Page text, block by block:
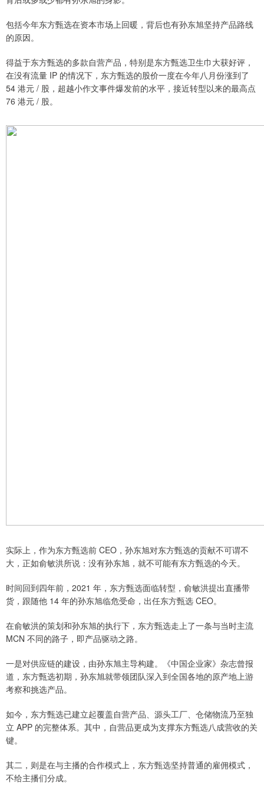
包括今年东方甄选在资本市场上回暖，背后也有孙东旭坚持产品路线
的原因。
得益于东方甄选的多款自营产品，特别是东方甄选卫生巾大获好评，
在没有流量 IP 的情况下，东方甄选的股价一度在今年八月份涨到了
54 港元 / 股，超越小作文事件爆发前的水平，接近转型以来的最高点
76 港元 / 股。
实际上，作为东方甄选前 CEO，孙东旭对东方甄选的贡献不可谓不
大，正如俞敏洪所说：没有孙东旭，就不可能有东方甄选的今天。
时间回到四年前，2021 年，东方甄选面临转型，俞敏洪提出直播带
货，跟随他 14 年的孙东旭临危受命，出任东方甄选 CEO。
在俞敏洪的策划和孙东旭的执行下，东方甄选走上了一条与当时主流
MCN 不同的路子，即产品驱动之路。
一是对供应链的建设，由孙东旭主导构建。《中国企业家》杂志曾报
道，东方甄选初期，孙东旭就带领团队深入到全国各地的原产地上游
考察和挑选产品。
如今，东方甄选已建立起覆盖自营产品、源头工厂、仓储物流乃至独
立 APP 的完整体系。其中，自营品更成为支撑东方甄选八成营收的关
键。
其二，则是在与主播的合作模式上，东方甄选坚持普通的雇佣模式，
不给主播们分成。